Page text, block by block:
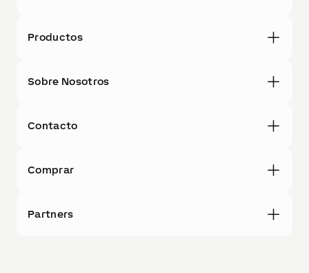
Productos
Sobre Nosotros
Contacto
Comprar
Partners